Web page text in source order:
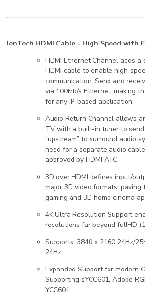
JenTech HDMI Cable - High Speed with
HDMI Ethernet Channel adds
HDMI cable to enable high-
communication. Send and
via 100Mb/s Ethernet, making
for any IP-based application.
Audio Return Channel allows
TV with a built-in tuner to
“upstream” to surround audio
need for a separate audio
approved by HDMI ATC.
3D over HDMI defines input/
major 3D video formats,
gaming and 3D home cinema
4K Ultra Resolution Support
resolutions far beyond fullHD
Supports: 3840 x 2160 24Hz/
24Hz
Expanded Support for modern
Supporting sYCC601, Adobe
YCC601.